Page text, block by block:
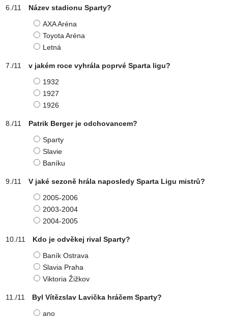
Název stadionu Sparty?
AXA Aréna
Toyota Aréna
Letná
v jakém roce vyhrála poprvé Sparta ligu?
1932
1927
1926
Patrik Berger je odchovancem?
Sparty
Slavie
Baníku
V jaké sezoně hrála naposledy Sparta Ligu mistrů?
2005-2006
2003-2004
2004-2005
Kdo je odvěkej rival Sparty?
Baník Ostrava
Slavia Praha
Viktoria Žižkov
Byl Vítězslav Lavička hráčem Sparty?
ano